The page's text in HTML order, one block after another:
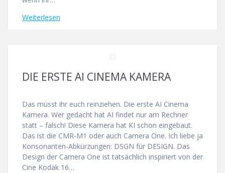
Weiterlesen
DIE ERSTE AI CINEMA KAMERA
Das müsst ihr euch reinziehen. Die erste AI Cinema
Kamera. Wer gedacht hat AI findet nur am Rechner
statt – falsch! Diese Kamera hat KI schon eingebaut.
Das ist die CMR-M1 oder auch Camera One. Ich liebe ja
Konsonanten-Abkürzungen: DSGN für DESIGN. Das
Design der Camera One ist tatsächlich inspiriert von der
Cine Kodak 16…